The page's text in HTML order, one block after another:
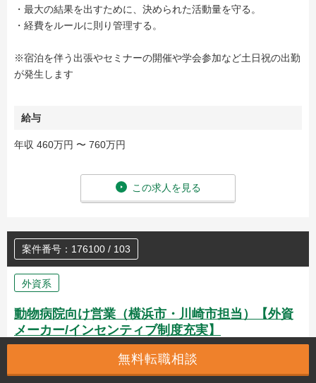
・最大の結果を出すために、決められた活動量を守る。
・経費をルールに則り管理する。
※宿泊を伴う出張やセミナーの開催や学会参加など土日祝の出勤
が発生します
給与
年収 460万円 〜 760万円
この求人を見る
案件番号：176100 / 103
外資系
動物病院向け営業（横浜市・川崎市担当）【外資
メーカー/インセンティブ制度充実】
事業内容
無料転職相談